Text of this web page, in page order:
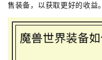
售装备，以获取更好的收益。